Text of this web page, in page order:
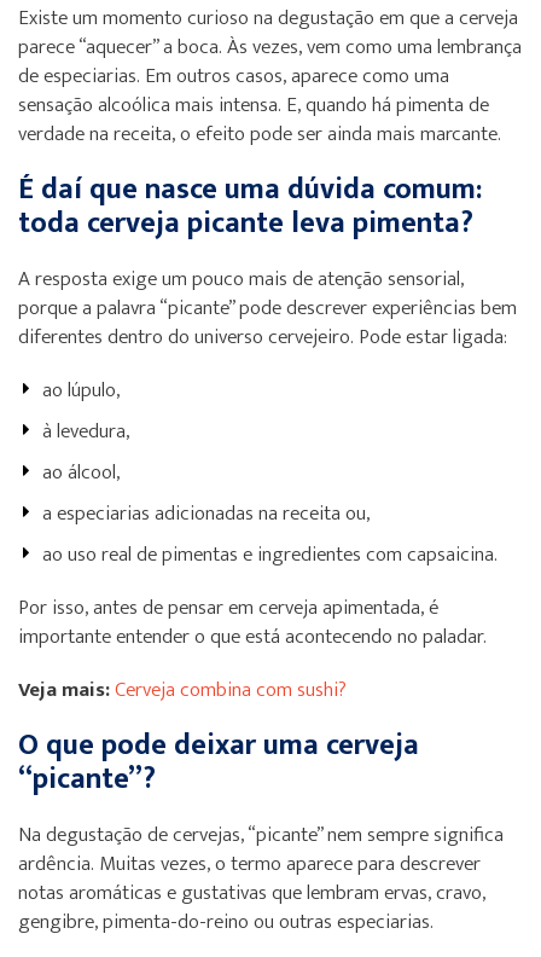
Existe um momento curioso na degustação em que a cerveja
parece “aquecer” a boca. Às vezes, vem como uma lembrança
de especiarias. Em outros casos, aparece como uma
sensação alcoólica mais intensa. E, quando há pimenta de
verdade na receita, o efeito pode ser ainda mais marcante.
É daí que nasce uma dúvida comum:
toda cerveja picante leva pimenta?
A resposta exige um pouco mais de atenção sensorial,
porque a palavra “picante” pode descrever experiências bem
diferentes dentro do universo cervejeiro. Pode estar ligada:
ao lúpulo,
à levedura,
ao álcool,
a especiarias adicionadas na receita ou,
ao uso real de pimentas e ingredientes com capsaicina.
Por isso, antes de pensar em cerveja apimentada, é
importante entender o que está acontecendo no paladar.
Veja mais:Cerveja combina com sushi?
O que pode deixar uma cerveja
“picante”?
Na degustação de cervejas, “picante” nem sempre significa
ardência. Muitas vezes, o termo aparece para descrever
notas aromáticas e gustativas que lembram ervas, cravo,
gengibre, pimenta-do-reino ou outras especiarias.